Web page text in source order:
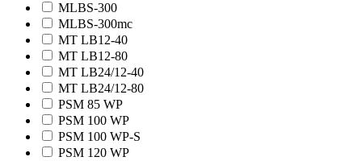
MLBS-300
MLBS-300mc
MT LB12-40
MT LB12-80
MT LB24/12-40
MT LB24/12-80
PSM 85 WP
PSM 100 WP
PSM 100 WP-S
PSM 120 WP